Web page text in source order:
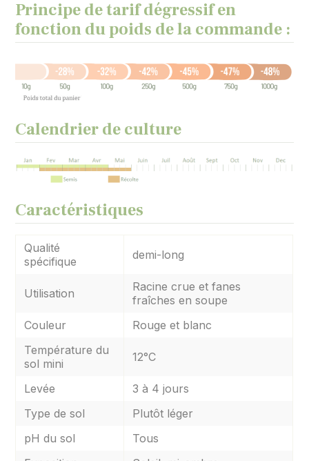
Principe de tarif dégressif en
fonction du poids de la commande :
Calendrier de culture
Caractéristiques
Qualité
spécifique
demi-long
Utilisation
Racine crue et fanes
fraîches en soupe
Couleur
Rouge et blanc
Température du
sol mini
12°C
Levée
3 à 4 jours
Type de sol
Plutôt léger
pH du sol
Tous